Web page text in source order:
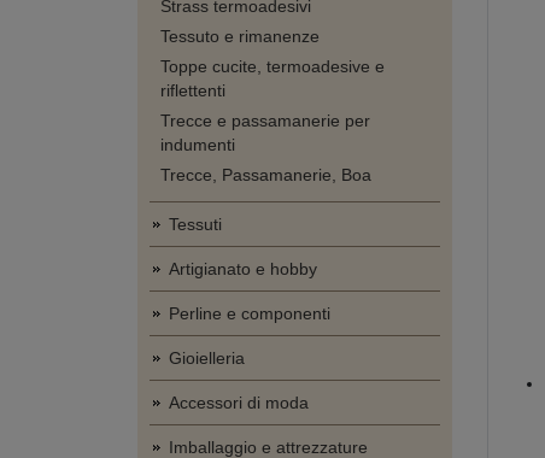
Strass termoadesivi
Tessuto e rimanenze
Toppe cucite, termoadesive e
riflettenti
Trecce e passamanerie per
indumenti
Trecce, Passamanerie, Boa
Tessuti
Artigianato e hobby
Perline e componenti
Gioielleria
Accessori di moda
Imballaggio e attrezzature